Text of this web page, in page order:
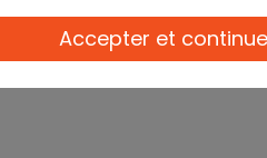
Accepter et